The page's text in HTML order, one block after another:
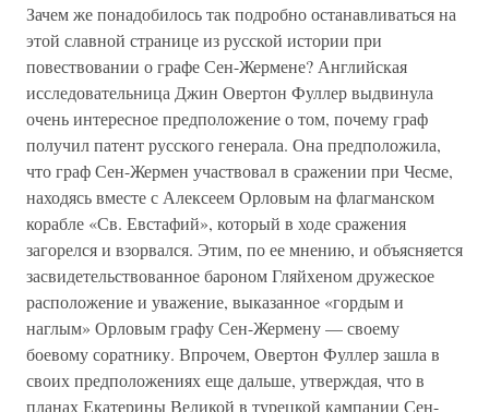
Зачем же понадобилось так подробно останавливаться на
этой славной странице из русской истории при
повествовании о графе Сен-Жермене? Английская
исследовательница Джин Овертон Фуллер выдвинула
очень интересное предположение о том, почему граф
получил патент русского генерала. Она предположила,
что граф Сен-Жермен участвовал в сражении при Чесме,
находясь вместе с Алексеем Орловым на флагманском
корабле «Св. Евстафий», который в ходе сражения
загорелся и взорвался. Этим, по ее мнению, и объясняется
засвидетельствованное бароном Гляйхеном дружеское
расположение и уважение, выказанное «гордым и
наглым» Орловым графу Сен-Жермену — своему
боевому соратнику. Впрочем, Овертон Фуллер зашла в
своих предположениях еще дальше, утверждая, что в
планах Екатерины Великой в турецкой кампании Сен-